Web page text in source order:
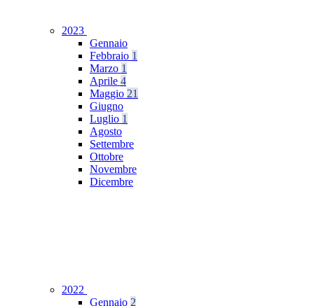
2023
Gennaio
Febbraio 1
Marzo 1
Aprile 4
Maggio 21
Giugno
Luglio 1
Agosto
Settembre
Ottobre
Novembre
Dicembre
2022
Gennaio 2